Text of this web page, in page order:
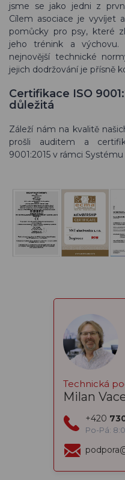
jsme se jako jedni z
Cílem asociace je vyvíjet
pomůcky pro psy, které
jeho trénink a výchovu.
nejnovější technické
jejich dodržování je přísně
Certifikace ISO
důležitá
Záleží nám na kvalitě
prošli auditem a
9001:2015 v rámci
Technická
Milan
+420
Po-Pá: